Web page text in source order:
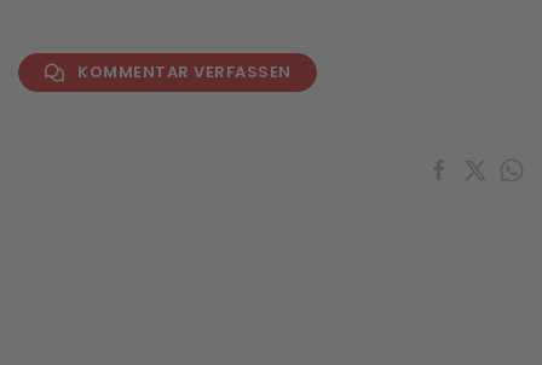
KOMMENTAR VERFASSEN